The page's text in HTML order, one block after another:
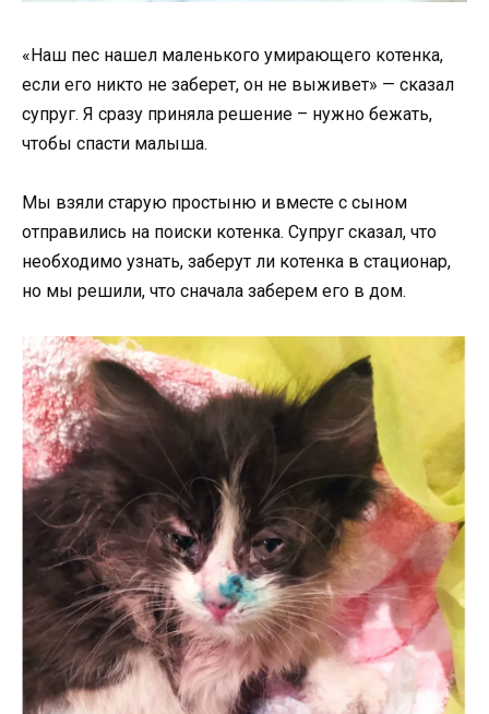
«Наш пес нашел маленького умирающего котенка,
если его никто не заберет, он не выживет» — сказал
супруг. Я сразу приняла решение – нужно бежать,
чтобы спасти малыша.
Мы взяли старую простыню и вместе с сыном
отправились на поиски котенка. Супруг сказал, что
необходимо узнать, заберут ли котенка в стационар,
но мы решили, что сначала заберем его в дом.